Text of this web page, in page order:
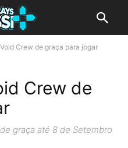
Crew de graça para jogar
Crew de
graça até 8 de Setembro